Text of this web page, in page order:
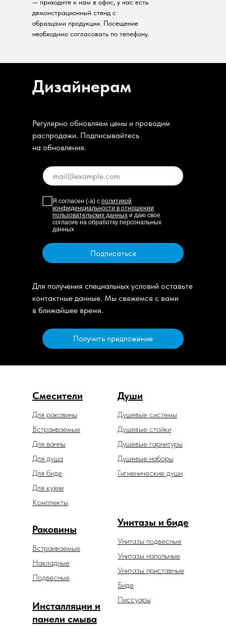
— приходите к нам в офис, у нас есть
демонстрационный стенд с
образцами продукции. Посещение
необходимо согласовать по телефону.
Дизайнерам
Регулярно обновляем цены и проводим
распродажи. Подписывайтесь
на обновления.
Я согласен (-а) с политикой
конфиденциальности в отношении
пользовательских данных и даю свое
согласие на обработку персональных
данных
Подписаться
Для получения специальных условий оставьте
контактные данные. Мы свяжемся с вами
в ближайшее время.
Получить предложение
Смесители Души
Душевые гарнитуры
Душевые системы
Гигиенические души
Душевые наборы
Унитазы и биде
Унитазы подвесные
Унитазы напольные
Унитазы приставные
Раковины
Встраиваемые
Накладные
Подвесные
Встраиваемые
Для биде
Для ванны
Для душа
Для раковины
Для кухни
Душевые стойки
Биде
Инсталляции и
панели смыва
Комплекты
Писсуары